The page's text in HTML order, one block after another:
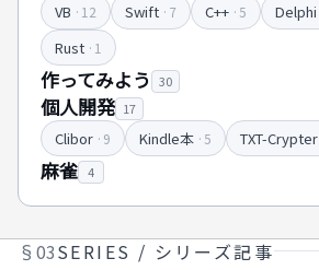
VB ·12 Swift ·7 C++ ·5 Delphi
Rust ·1
作ってみよう 30
個人開発 17
Clibor ·9 Kindle本 ·5 TXT-Crypter
麻雀 4
§03SERIES / シリーズ記事